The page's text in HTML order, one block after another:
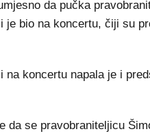
da pučka
je bio na koncertu, čiji su
na koncertu napala je i
da se pravobraniteljicu